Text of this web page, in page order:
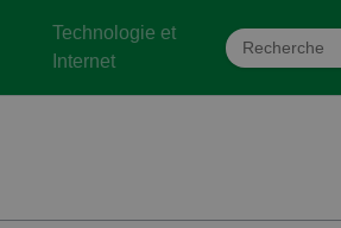
Technologie et
Internet